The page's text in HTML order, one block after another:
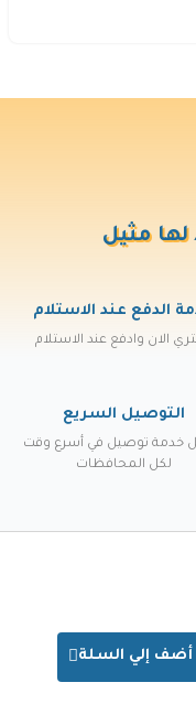
مثيل
الدفع عند الاستلام
الان وادفع عند الاستلام
التوصيل السريع
خدمة توصيل في أسرع وقت
لكل المحافظات
أضف إلي السلة